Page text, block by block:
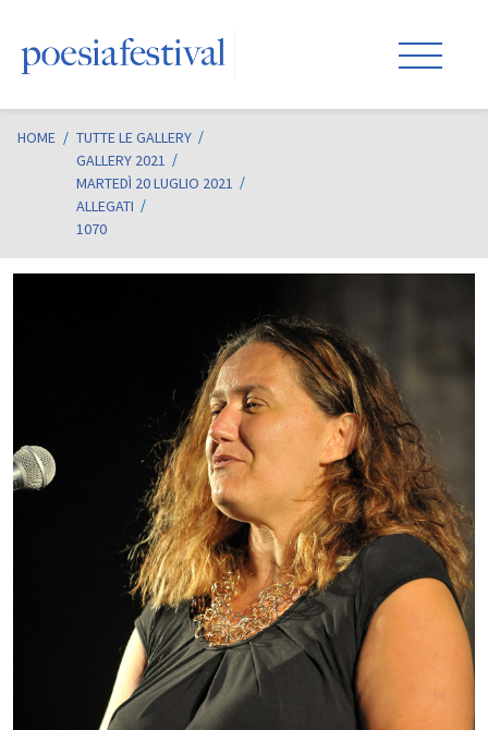
HOME / TUTTE LE GALLERY
GALLERY 2021
MARTEDÌ 20 LUGLIO 2021
ALLEGATI
1070